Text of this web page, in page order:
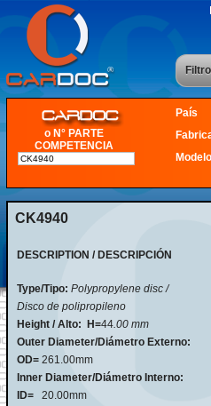
o N° PARTE
COMPETENCIA
País
Modelo
CK4940
DESCRIPTION / DESCRIPCIÓN
Type/Tipo: Polypropylene disc /
Disco de polipropileno
Height / Alto:
H=44.00 mm
Outer Diameter/Diámetro Externo:
OD= 261.00mm
Inner Diameter/Diámetro Interno:
ID= 20.00mm